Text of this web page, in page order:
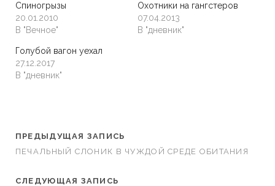
Спиногрызы
20.01.2010
В "Вечное"
Охотники на гангстеров
07.04.2013
В "дневник"
Голубой вагон уехал
27.12.2017
В "дневник"
ПРЕДЫДУЩАЯ ЗАПИСЬ
ПЕЧАЛЬНЫЙ СЛОНИК В ЧУЖДОЙ СРЕДЕ ОБИТАНИЯ
СЛЕДУЮЩАЯ ЗАПИСЬ